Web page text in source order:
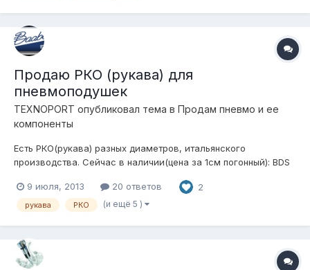
Продаю РКО (рукава) для
пневмоподушек
TEXNOPORT опубликовал тема в Продам пневмо и ее
компоненты
Есть РКО(рукава) разных диаметров, итальянского
производства. Сейчас в наличии(цена за 1см погонный): BDS
90.8(min)\130(max)\2.5mm($0.22) BDB
100.8(min)\160(max)\2.4mm($0.25)
9 июля, 2013 20 ответов 2
рукава РКО (и ещё 5 )